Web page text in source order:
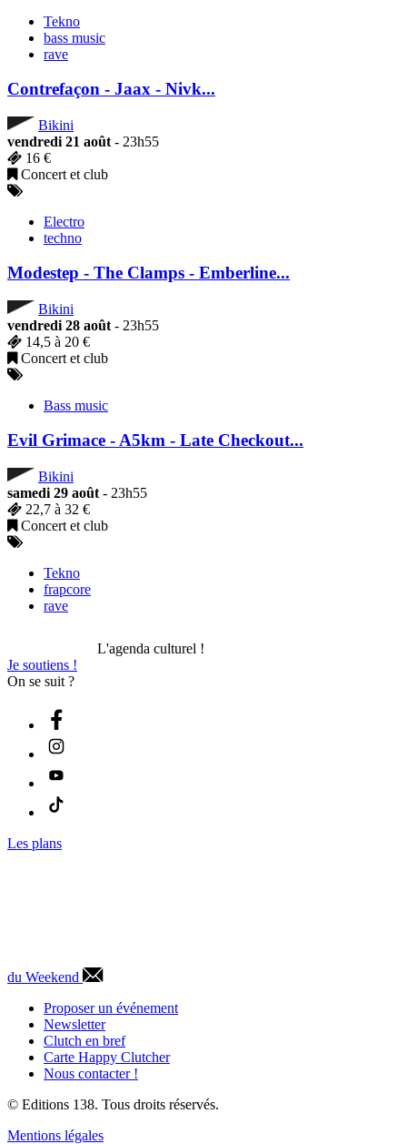
Tekno
bass music
rave
Contrefaçon - Jaax - Nivk...
Bikini
vendredi 21 août - 23h55
16 €
Concert et club
Electro
techno
Modestep - The Clamps - Emberline...
Bikini
vendredi 28 août - 23h55
14,5 à 20 €
Concert et club
Bass music
Evil Grimace - A5km - Late Checkout...
Bikini
samedi 29 août - 23h55
22,7 à 32 €
Concert et club
Tekno
frapcore
rave
L'agenda culturel !
Je soutiens !
On se suit ?
Les plans
du Weekend
Proposer un événement
Newsletter
Clutch en bref
Carte Happy Clutcher
Nous contacter !
© Editions 138. Tous droits réservés.
Mentions légales